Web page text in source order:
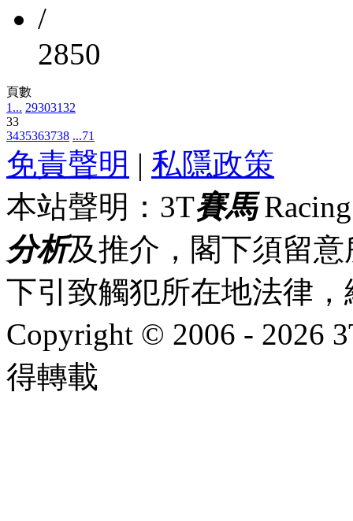
/
2850
頁數
1... 29303132
33
3435363738 ...71
免責聲明 | 私隱政策
本站聲明：3T賽馬
分析及推介，閣下須留
下引致觸犯所在地法律
Copyright © 2006 - 2026
得轉載